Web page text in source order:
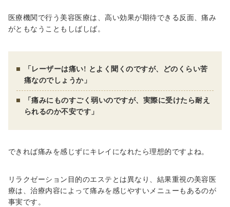
医療機関で行う美容医療は、高い効果が期待できる反面、痛み
がともなうこともしばしば。
「レーザーは痛い! とよく聞くのですが、どのくらい苦
痛なのでしょうか」
「痛みにものすごく弱いのですが、実際に受けたら耐え
られるのか不安です」
できれば痛みを感じずにキレイになれたら理想的ですよね。
リラクゼーション目的のエステとは異なり、結果重視の美容医
療は、治療内容によって痛みを感じやすいメニューもあるのが
事実です。